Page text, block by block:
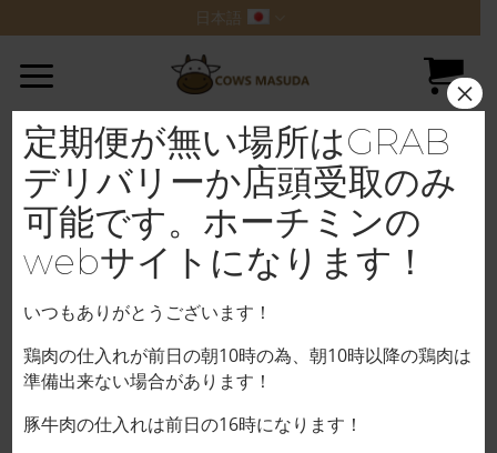
to
content
日本語
定期便が無い場所はGRAB
デリバリーか店頭受取のみ
可能です。ホーチミンの
webサイトになります！
いつもありがとうございます！
鶏肉の仕入れが前日の朝10時の為、朝10時以降の鶏肉は
準備出来ない場合があります！
豚牛肉の仕入れは前日の16時になります！
×